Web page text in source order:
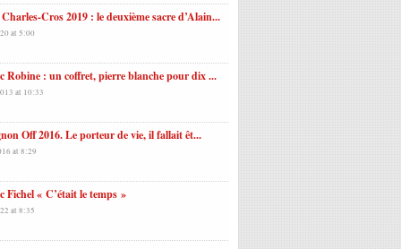
Cros 2019 : le deuxième sacre d’Alain...
at 5:00
Robine : un coffret, pierre blanche pour dix ...
at 10:33
Off 2016. Le porteur de vie, il fallait êt...
at 8:29
Fichel « C’était le temps »
at 8:35